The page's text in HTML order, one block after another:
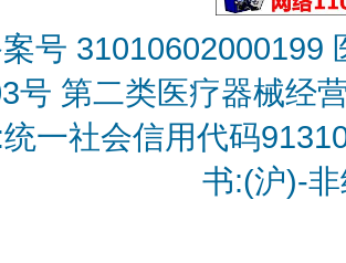
号 31010602000199
号 第二类医疗器械经
一社会信用代码
书:(沪)-